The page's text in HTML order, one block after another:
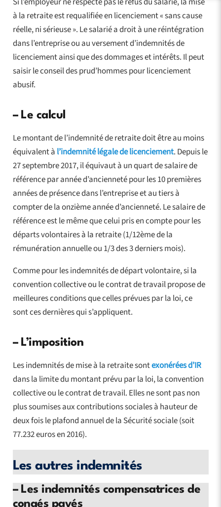
à la retraite est requalifiée en licenciement « sans cause
réelle, ni sérieuse ». Le salarié a droit à une réintégration
dans l’entreprise ou au versement d’indemnités de
licenciement ainsi que des dommages et intérêts. Il peut
saisir le conseil des prud’hommes pour licenciement
abusif.
– Le calcul
Le montant de l’indemnité de retraite doit être au moins
équivalent à l’indemnité légale de licenciement. Depuis le
27 septembre 2017, il équivaut à un quart de salaire de
référence par année d’ancienneté pour les 10 premières
années de présence dans l’entreprise et au tiers à
compter de la onzième année d’ancienneté. Le salaire de
référence est le même que celui pris en compte pour les
départs volontaires à la retraite (1/12ème de la
rémunération annuelle ou 1/3 des 3 derniers mois).
Comme pour les indemnités de départ volontaire, si la
convention collective ou le contrat de travail propose de
meilleures conditions que celles prévues par la loi, ce
sont ces dernières qui s’appliquent.
– L’imposition
Les indemnités de mise à la retraite sontexonérées d’IR
dans la limite du montant prévu par la loi, la convention
collective ou le contrat de travail. Elles ne sont pas non
plus soumises aux contributions sociales à hauteur de
deux fois le plafond annuel de la Sécurité sociale (soit
77.232 euros en 2016).
Les autres indemnités
– Les indemnités compensatrices de
congés payés